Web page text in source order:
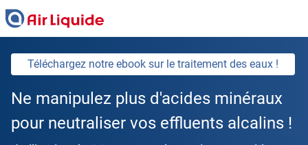
Skip
to
main
content
Téléchargez notre ebook sur le traitement des eaux !
Ne manipulez plus d'acides minéraux
pour neutraliser vos effluents alcalins !